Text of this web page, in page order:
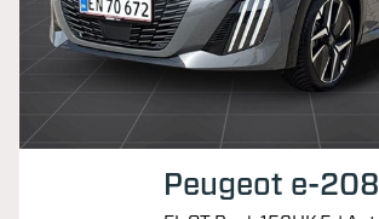
Peugeot e-208